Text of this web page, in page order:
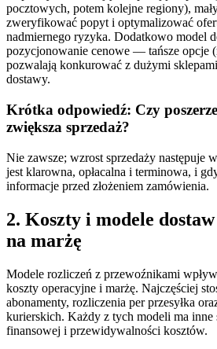
pocztowych, potem kolejne regiony),
zweryfikować popyt i optymalizować
nadmiernego ryzyka. Dodatkowo model
pozycjonowanie cenowe — tańsze opcje
pozwalają konkurować z dużymi
dostawy.
Krótka odpowiedź: Czy
zwiększa sprzedaż?
Nie zawsze; wzrost sprzedaży następuje
jest klarowna, opłacalna i terminowa, i
informacje przed złożeniem zamówienia.
2. Koszty i modele
na marżę
Modele rozliczeń z przewoźnikami
koszty operacyjne i marżę. Najczęściej
abonamenty, rozliczenia per przesyłka
kurierskich. Każdy z tych modeli ma inne
finansowej i przewidywalności kosztów.